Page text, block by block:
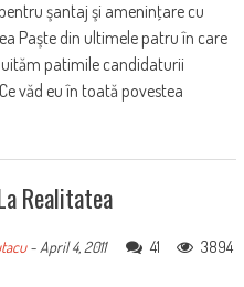
şantaj şi ameninţare cu
Paşte din ultimele patru în care
uităm patimile candidaturii
văd eu în toată povestea
Realitatea
-April 4, 2011 41 3894